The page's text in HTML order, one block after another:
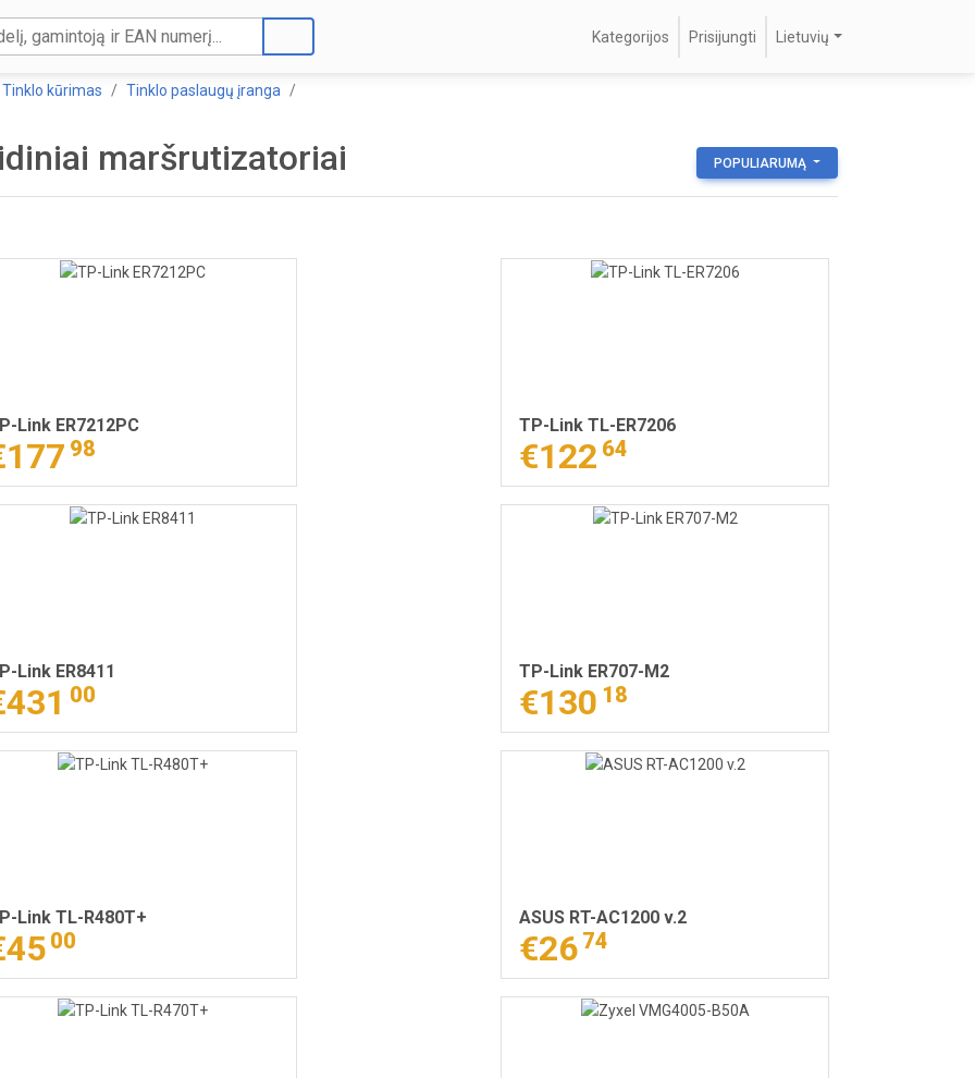
Kategorijos Prisijungti Lietuvių
Tinklo kūrimas Tinklo paslaugų įranga
maršrutizatoriai POPULIARUMĄ
Link ER7212PC
98
TP-Link TL-ER7206
€122 64
Link ER8411
00
TP-Link ER707-M2
€130 18
Link TL-R480T+
00
ASUS RT-AC1200 v.2
€26 74